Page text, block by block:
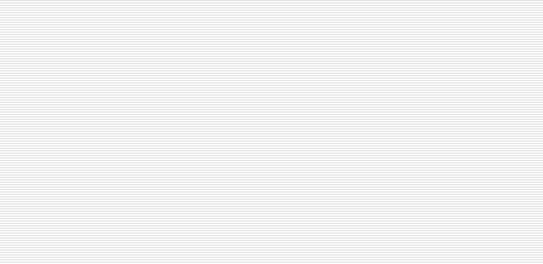
und damit
seiner Art in
Deckenmalerei in
Rahmen der
Viele dieser
Zeit zu